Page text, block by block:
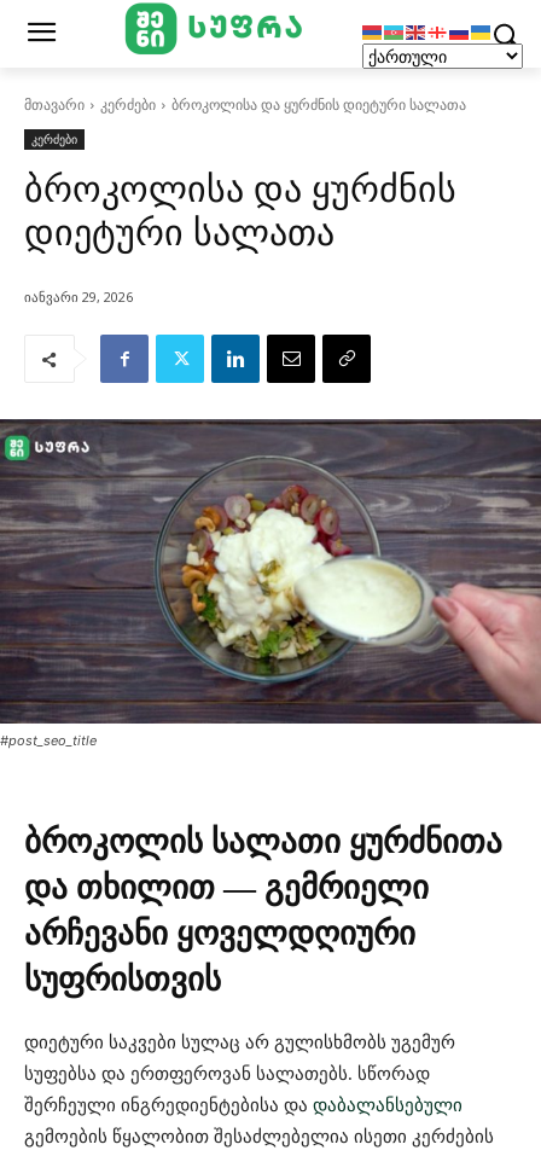
მთავარი კერძები
ბროკოლისა და ყურძნის დიეტური სალათა
კერძები
ბროკოლისა და ყურძნის
დიეტური სალათა
იანვარი 29, 2026
#post_seo_title
ბროკოლის სალათი ყურძნითა
და თხილით — გემრიელი
არჩევანი ყოველდღიური
სუფრისთვის
დიეტური საკვები სულაც არ გულისხმობს უგემურ
სუფებსა და ერთფეროვან სალათებს. სწორად
შერჩეული ინგრედიენტებისა და დაბალანსებული
გემოების წყალობით შესაძლებელია ისეთი კერძების